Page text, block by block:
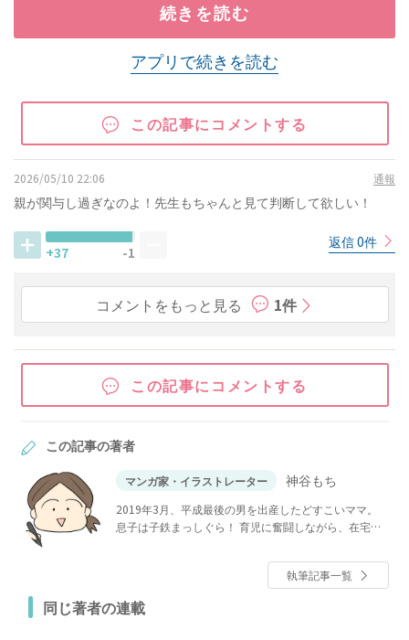
続きを読む
アプリで続きを読む
この記事にコメントする
2026/05/10 22:06 通報
親が関与し過ぎなのよ！先生もちゃんと見て判断して欲しい！
+37 -1
返信 0件
コメントをもっと見る 1件
この記事にコメントする
この記事の著者
マンガ家・イラストレーター 神谷もち
2019年3月、平成最後の男を出産したどすこいママ。
息子は子鉄まっしぐら！ 育児に奮闘しながら、在宅で
執筆記事一覧
同じ著者の連載